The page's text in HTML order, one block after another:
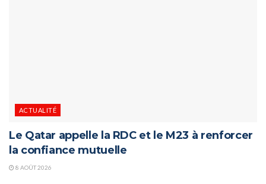
ACTUALITÉ
Le Qatar appelle la RDC et le M23 à renforcer
la confiance mutuelle
8 AOÛT 2026